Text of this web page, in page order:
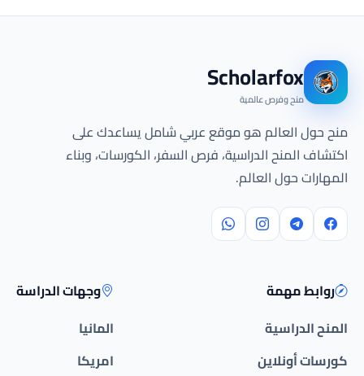
Scholarfox
منح وفرص عالمية
منح حول العالم هو موقع عربي شامل يساعدك على
اكتشاف المنح الدراسية، فرص السفر، الكورسات، وبناء
المهارات حول العالم.
روابط مهمة
المنح الدراسية
كورسات أونلاين
وجهات الدراسة
المانيا
امريكا